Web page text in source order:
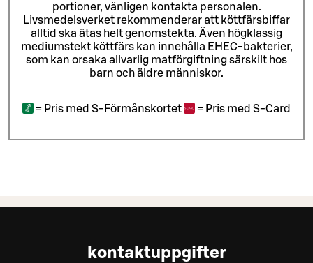
portioner, vänligen kontakta personalen.
Livsmedelsverket rekommenderar att köttfärsbiffar
alltid ska ätas helt genomstekta. Även högklassig
mediumstekt köttfärs kan innehålla EHEC-bakterier,
som kan orsaka allvarlig matförgiftning särskilt hos
barn och äldre människor.
= Pris med S-Förmånskortet = Pris med S-Card
kontaktuppgifter